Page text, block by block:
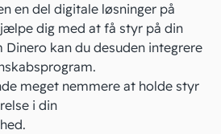
en del digitale løsninger på
dig med at få styr på din
Dinero kan du desuden integrere
meget nemmere at holde styr
i din
.